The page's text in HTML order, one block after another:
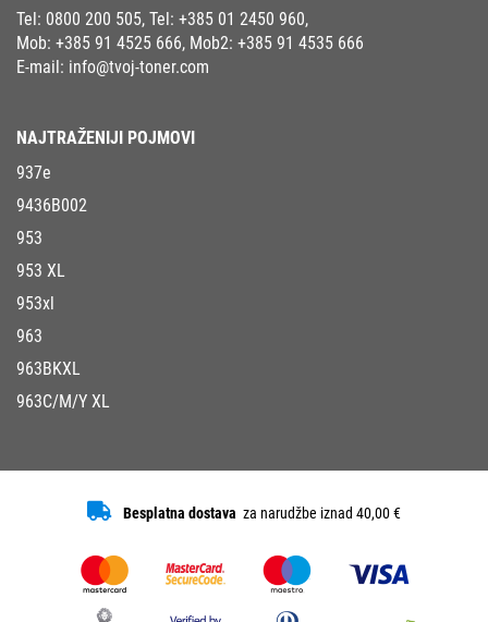
Tel: 0800 200 505, Tel: +385 01 2450 960,
Mob: +385 91 4525 666, Mob2: +385 91 4535 666
E-mail: info@tvoj-toner.com
NAJTRAŽENIJI POJMOVI
937e
9436B002
953
953 XL
953xl
963
963BKXL
963C/M/Y XL
Besplatna dostava za narudžbe iznad 40,00 €